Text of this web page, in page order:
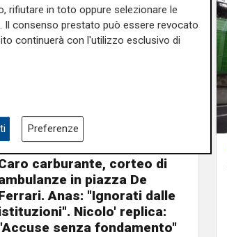
carburante, corteo di
in piazza De
Anas: "Ignorati dalle
Nicolo' replica:
senza fondamento"
rifiutare in toto oppure selezionare le
consenso prestato può essere revocato
continuerà con l'utilizzo esclusivo di
Preferenze